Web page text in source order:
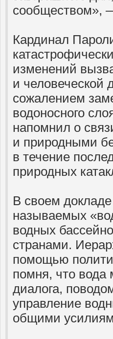
сообществом»,
Кардинал
изменений
и человеческой
сожалением
водоносного
напомнил о
и природными
в течение
природных
В своем
называемых
водных
странами.
помощью
помня, что вода
диалога,
управление
общими